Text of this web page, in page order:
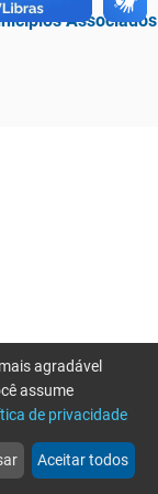
Associados
more_horiz
Mais
agradável
assume
de privacidade
Aceitar todos